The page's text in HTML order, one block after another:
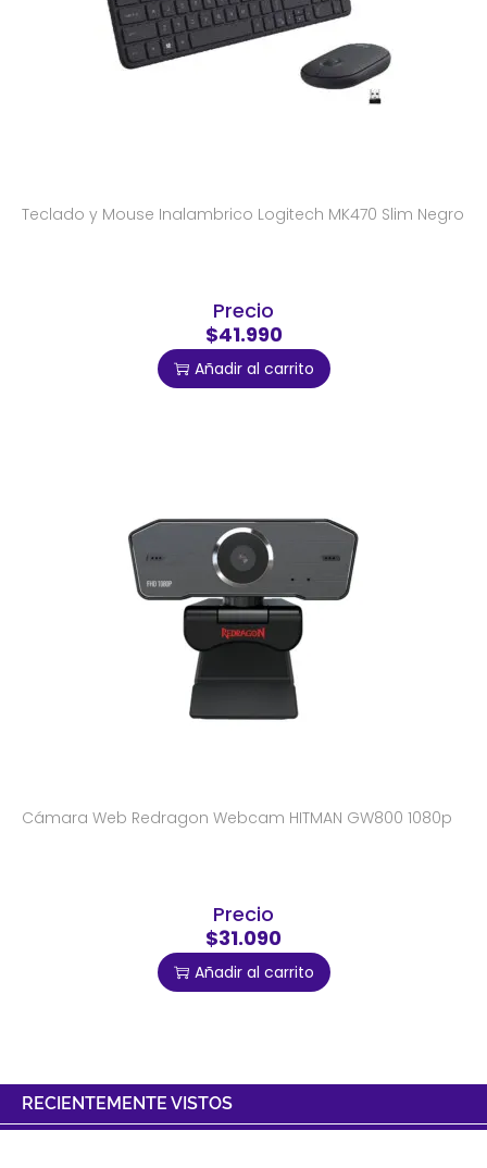
Teclado y Mouse Inalambrico Logitech MK470 Slim Negro
Precio
$41.990
Añadir al carrito
Cámara Web Redragon Webcam HITMAN GW800 1080p
Precio
$31.090
Añadir al carrito
RECIENTEMENTE VISTOS